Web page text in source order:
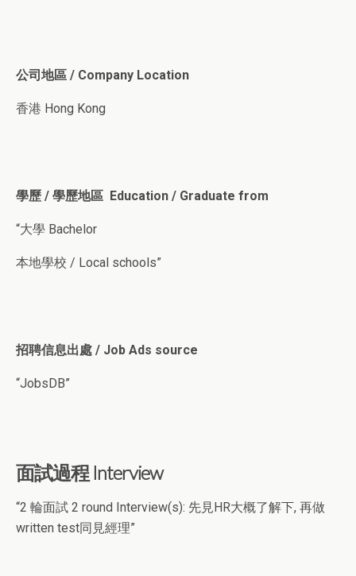
公司地區 / Company Location
香港 Hong Kong
學歷 / 學歷地區 Education / Graduate from
“大學 Bachelor
本地學校 / Local schools”
招聘信息出處 / Job Ads source
“JobsDB”
面試過程 Interview
“2 輪面試 2 round Interview(s): 先見HR大概了解下, 再做
written test同見經理”